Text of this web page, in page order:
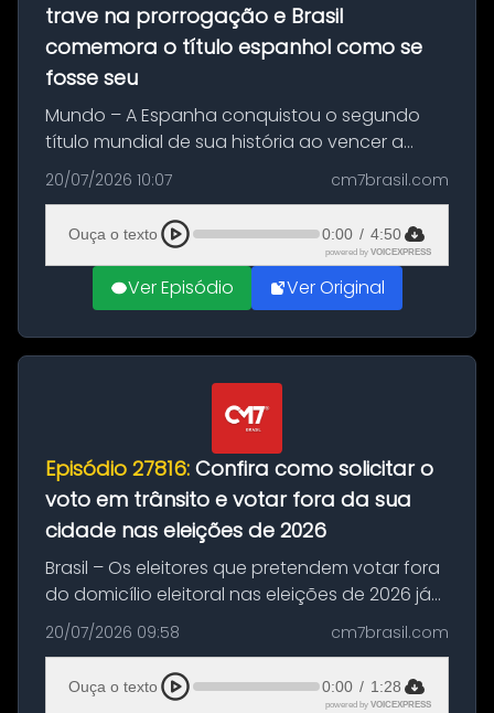
trave na prorrogação e Brasil
comemora o título espanhol como se
fosse seu
Mundo – A Espanha conquistou o segundo
título mundial de sua história ao vencer a
Argentina por 1 a 0, neste domingo (19), na
decisão da Copa do Mundo de 2026. Depois
de um duelo sem gols durante o te...
20/07/2026 10:07 cm7brasil.com
Ouça o texto 0:00 / 4:50
powered by VOICEXPRESS
Ver Episódio Ver Original
Episódio 27816: Confira como solicitar o
voto em trânsito e votar fora da sua
cidade nas eleições de 2026
Brasil – Os eleitores que pretendem votar fora
do domicílio eleitoral nas eleições de 2026 já
podem solicitar o voto em trânsito a partir
desta segunda-feira (20). O pedido pode ser
feito até 20 de ag...
20/07/2026 09:58 cm7brasil.com
Ouça o texto 0:00 / 1:28
powered by VOICEXPRESS